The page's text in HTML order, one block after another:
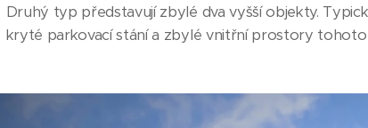
Druhý typ představují zbylé dva vyšší objekty.
kryté parkovací stání a zbylé vnitřní prostory tohoto